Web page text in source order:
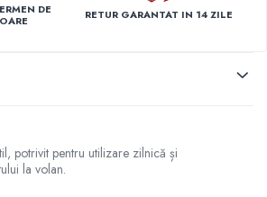
DE
RETUR GARANTAT IN 14 ZILE
potrivit pentru utilizare zilnică și
la volan.